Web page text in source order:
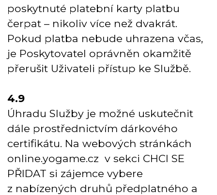
poskytnuté platební karty platbu
čerpat – nikoliv více než dvakrát.
Pokud platba nebude uhrazena včas,
je Poskytovatel oprávněn okamžitě
přerušit Uživateli přístup ke Službě.
4.9
Úhradu Služby je možné uskutečnit
dále prostřednictvím dárkového
certifikátu. Na webových stránkách
online.yogame.cz v sekci CHCI SE
PŘIDAT si zájemce vybere
z nabízených druhů předplatného a